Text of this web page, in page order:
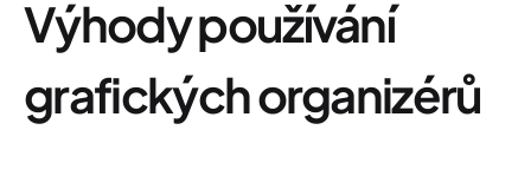
Výhody používání
grafických organizérů